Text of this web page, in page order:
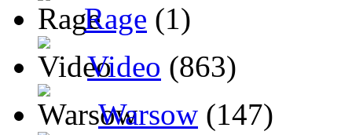
Rage (1)
Video (863)
Warsow (147)